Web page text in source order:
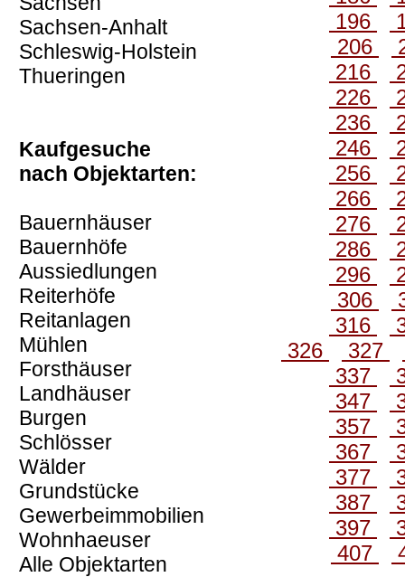
Sachsen-Anhalt
Schleswig-Holstein
Thueringen
Kaufgesuche
nach Objektarten:
Bauernhäuser
Bauernhöfe
Aussiedlungen
Reiterhöfe
Reitanlagen
Mühlen
Forsthäuser
Landhäuser
Burgen
Schlösser
Wälder
Grundstücke
Gewerbeimmobilien
Wohnhaeuser
Alle Objektarten
196
206
216
226
236
246
256
266
276
286
296
306
316
326
327
337
347
357
367
377
387
397
407